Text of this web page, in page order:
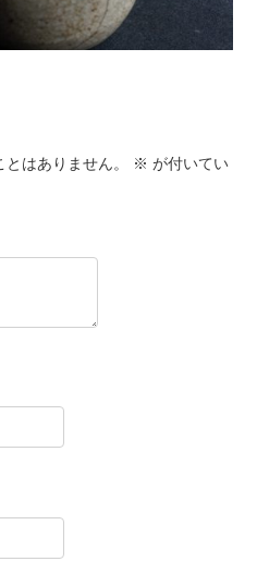
はありません。 ※ が付いてい